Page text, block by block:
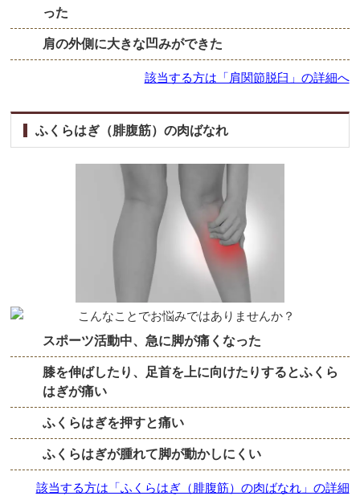
った
肩の外側に大きな凹みができた
該当する方は「肩関節脱臼」の詳細へ
ふくらはぎ（腓腹筋）の肉ばなれ
スポーツ活動中、急に脚が痛くなった
膝を伸ばしたり、足首を上に向けたりするとふくら
はぎが痛い
ふくらはぎを押すと痛い
ふくらはぎが腫れて脚が動かしにくい
該当する方は「ふくらはぎ（腓腹筋）の肉ばなれ」の詳細